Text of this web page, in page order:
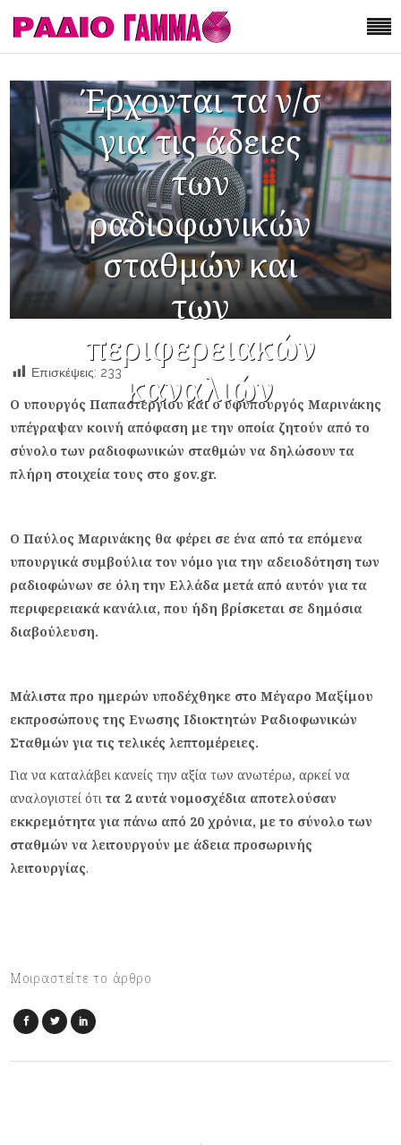
Έρχονται τα ν/σ
για τις άδειες
των
ραδιοφωνικών
σταθμών και
των
περιφερειακών
καναλιών
Επισκέψεις: 233
O υπουργός Παπαστεργίου και ο υφυπουργός Μαρινάκης
υπέγραψαν κοινή απόφαση με την οποία ζητούν από το
σύνολο των ραδιοφωνικών σταθμών να δηλώσουν τα
πλήρη στοιχεία τους στο gov.gr.
Ο Παύλος Μαρινάκης θα φέρει σε ένα από τα επόμενα
υπουργικά συμβούλια τον νόμο για την αδειοδότηση των
ραδιοφώνων σε όλη την Ελλάδα μετά από αυτόν για τα
περιφερειακά κανάλια, που ήδη βρίσκεται σε δημόσια
διαβούλευση.
Μάλιστα προ ημερών υποδέχθηκε στο Μέγαρο Μαξίμου
εκπροσώπους της Ενωσης Ιδιοκτητών Ραδιοφωνικών
Σταθμών για τις τελικές λεπτομέρειες.
Για να καταλάβει κανείς την αξία των ανωτέρω, αρκεί να
αναλογιστεί ότιτα 2 αυτά νομοσχέδια αποτελούσαν
εκκρεμότητα για πάνω από 20 χρόνια, με το σύνολο των
σταθμών να λειτουργούν με άδεια προσωρινής
λειτουργίας.
Μοιραστείτε το άρθρο